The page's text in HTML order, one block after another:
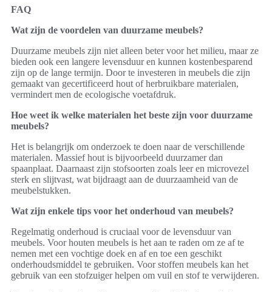
FAQ
Wat zijn de voordelen van duurzame meubels?
Duurzame meubels zijn niet alleen beter voor het milieu, maar ze
bieden ook een langere levensduur en kunnen kostenbesparend
zijn op de lange termijn. Door te investeren in meubels die zijn
gemaakt van gecertificeerd hout of herbruikbare materialen,
vermindert men de ecologische voetafdruk.
Hoe weet ik welke materialen het beste zijn voor duurzame
meubels?
Het is belangrijk om onderzoek te doen naar de verschillende
materialen. Massief hout is bijvoorbeeld duurzamer dan
spaanplaat. Daarnaast zijn stofsoorten zoals leer en microvezel
sterk en slijtvast, wat bijdraagt aan de duurzaamheid van de
meubelstukken.
Wat zijn enkele tips voor het onderhoud van meubels?
Regelmatig onderhoud is cruciaal voor de levensduur van
meubels. Voor houten meubels is het aan te raden om ze af te
nemen met een vochtige doek en af en toe een geschikt
onderhoudsmiddel te gebruiken. Voor stoffen meubels kan het
gebruik van een stofzuiger helpen om vuil en stof te verwijderen.